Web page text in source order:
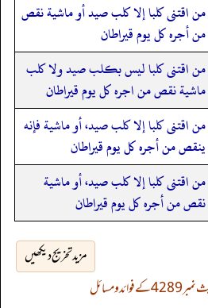
من اقتنى كلبا إلا كلب صيد أو ماشية نقص
من أجره كل يوم قيراطان
من اقتنى كلبا ليس بكلب صيد ولا كلب
ماشية نقص من اجره كل يوم قيراطان
من اقتنى كلبا إلا كلب صيد، أو ماشية فإنه
ينقص من أجره كل يوم قيراطان
من اقتنى كلبا إلا كلب صيد، أو ماشية
نقص من أجره كل يوم قيراطان
مزید تخریج دیکھیں
و مسائل